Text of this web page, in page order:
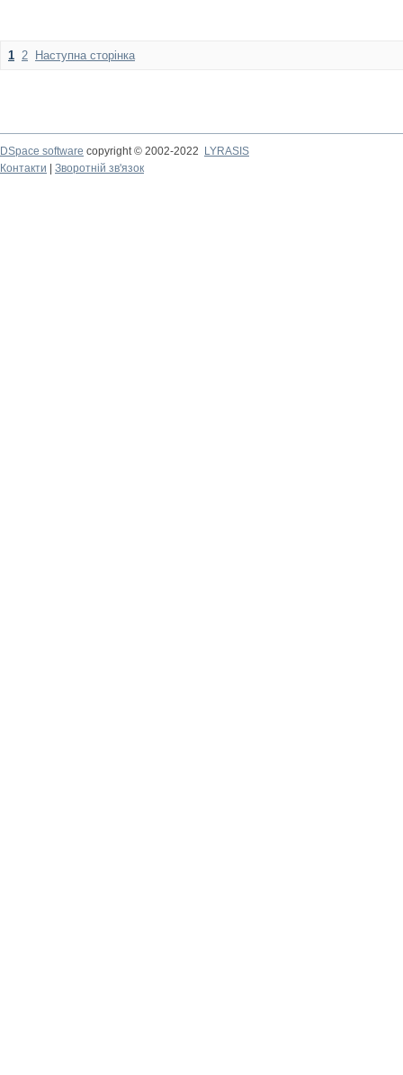
1 2 Наступна сторінка
DSpace software copyright © 2002-2022
LYRASIS
Контакти
Зворотній зв'язок